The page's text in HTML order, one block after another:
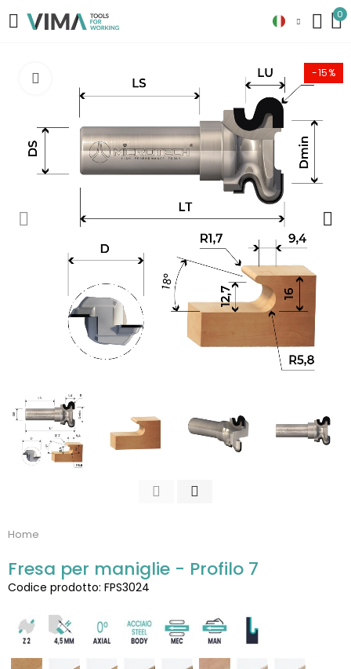
0
-15%
Clicca per ingrandire
Home
Fresa per maniglie - Profilo 7
Codice prodotto: FPS3024